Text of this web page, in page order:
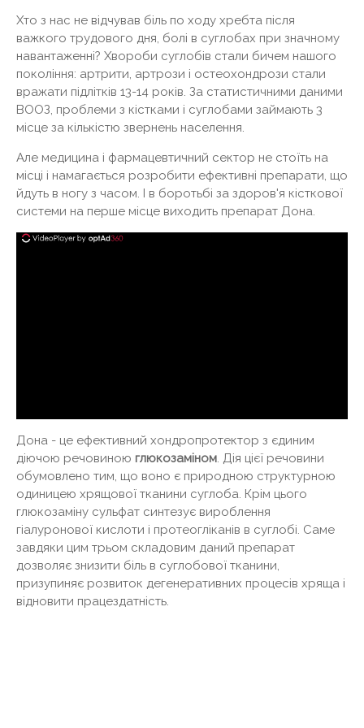
Хто з нас не відчував біль по ходу хребта після
важкого трудового дня, болі в суглобах при значному
навантаженні? Хвороби суглобів стали бичем нашого
покоління: артрити, артрози і остеохондрози стали
вражати підлітків 13-14 років. За статистичними даними
ВООЗ, проблеми з кістками і суглобами займають 3
місце за кількістю звернень населення.
Але медицина і фармацевтичний сектор не стоїть на
місці і намагається розробити ефективні препарати, що
йдуть в ногу з часом. І в боротьбі за здоров'я кісткової
системи на перше місце виходить препарат Дона.
Дона - це ефективний хондропротектор з єдиним
діючою речовиною глюкозаміном . Дія цієї речовини
обумовлено тим, що воно є природною структурною
одиницею хрящової тканини суглоба. Крім цього
глюкозаміну сульфат синтезує вироблення
гіалуронової кислоти і протеогліканів в суглобі. Саме
завдяки цим трьом складовим даний препарат
дозволяє знизити біль в суглобової тканини,
призупиняє розвиток дегенеративних процесів хряща і
відновити працездатність.